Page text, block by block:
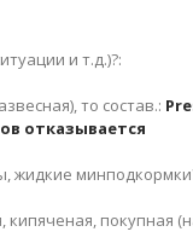
и т.д.)?:
то состав.:
отказывается
жидкие
покупная